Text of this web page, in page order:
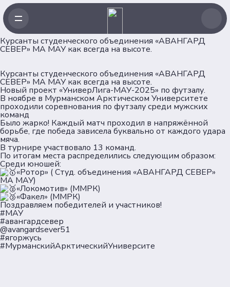
Курсанты студенческого объединения «АВАНГАРД
СЕВЕР» МА МАУ как всегда на высоте.
Курсанты студенческого объединения «АВАНГАРД
СЕВЕР» МА МАУ как всегда на высоте.
Новый проект «УниверЛига-МАУ-2025» по футзалу.
В ноябре в Мурманском Арктическом Университете
проходили соревнования по футзалу среди мужских
команд
Было жарко! Каждый матч проходил в напряжённой
борьбе, где победа зависела буквально от каждого удара
мяча.
В турнире участвовало 13 команд.
По итогам места распределились следующим образом:
Среди юношей:
«Ротор» ( Студ. объединения «АВАНГАРД СЕВЕР»
МА МАУ)
«Локомотив» (ММРК)
«Факел» (ММРК)
Поздравляем победителей и участников!
#МАУ
#авангардсевер
@avangardsever51
#ягоржусь
#МурманскийАрктическийУниверсите
Главная
Новости
Проекты
Клубы
Рейтинг
Форумная кампания
Об Ассоциации
Команда
Партнеры